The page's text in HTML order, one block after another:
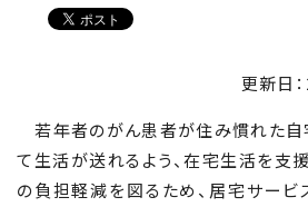
更新日：
若年者のがん患者が住み慣れた自
て生活が送れるよう、在宅生活を支
の負担軽減を図るため、居宅サー